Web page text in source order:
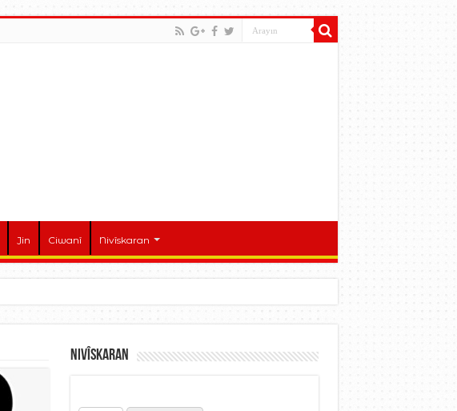
Jin Ciwanî Nivîskaran
Nivîskaran